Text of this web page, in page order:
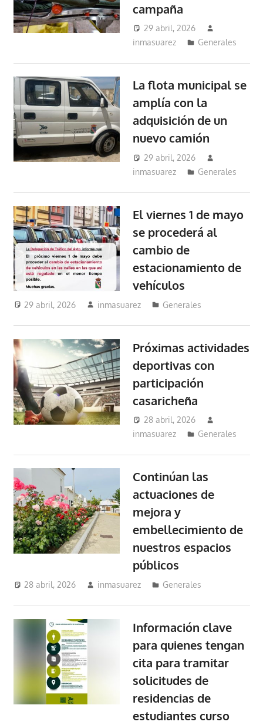
campaña
29 abril, 2026
inmasuarez
Generales
La flota municipal se
amplía con la
adquisición de un
nuevo camión
29 abril, 2026
inmasuarez
Generales
El viernes 1 de mayo
se procederá al
cambio de
estacionamiento de
vehículos
29 abril, 2026 inmasuarez Generales
Próximas actividades
deportivas con
participación
casaricheña
28 abril, 2026
inmasuarez
Generales
Continúan las
actuaciones de
mejora y
embellecimiento de
nuestros espacios
públicos
28 abril, 2026 inmasuarez Generales
Información clave
para quienes tengan
cita para tramitar
solicitudes de
residencias de
estudiantes curso